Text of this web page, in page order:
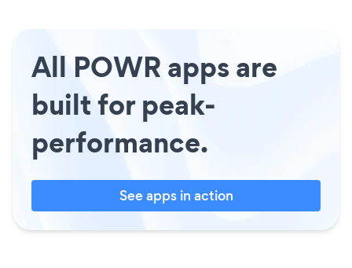
All POWR apps are
built for peak-
performance.
See apps in action